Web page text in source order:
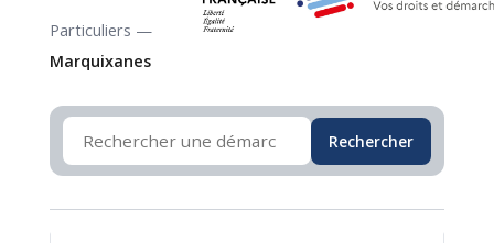
Particuliers —
Marquixanes
Rechercher